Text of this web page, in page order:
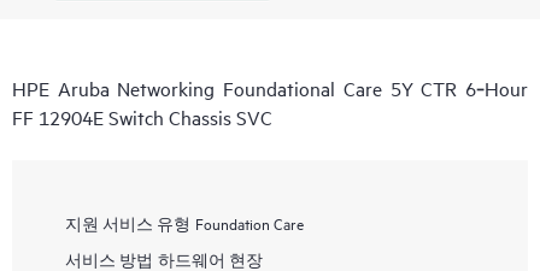
HPE Aruba Networking Foundational Care 5Y CTR 6‑Hour
FF 12904E Switch Chassis SVC
지원 서비스 유형 Foundation Care
서비스 방법 하드웨어 현장